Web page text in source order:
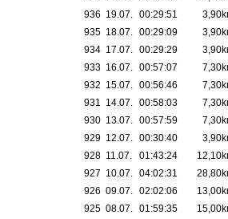
936 19.07. 00:29:51
935 18.07. 00:29:09
934 17.07. 00:29:29
933 16.07. 00:57:07
932 15.07. 00:56:46
931 14.07. 00:58:03
930 13.07. 00:57:59
929 12.07. 00:30:40
928 11.07. 01:43:24
927 10.07. 04:02:31
926 09.07. 02:02:06
925 08.07. 01:59:35